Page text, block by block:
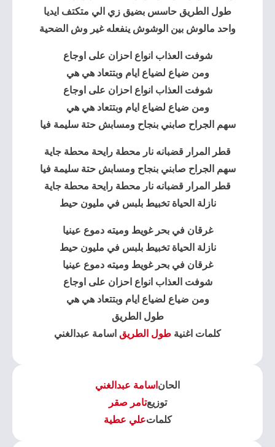
طول الطريق حاسس بضيق زي الي متكتف ايديا
واحد مالوش بين الوشوش ينفعله غير وش الضحية
شوفت العذاب انواع احزان على اوجاع
ومن ضياع لضياع ايام وبتتعاد هي هي
شوفت العذاب انواع احزان على اوجاع
ومن ضياع لضياع ايام وبتتعاد هي هي
سهم الجراح صابني بنجاح ومسابش حتة سليمة فيا
قطر المرار قضبانه نار محطة رايحة محطة جاية
سهم الجراح صابني بنجاح ومسابش حتة سليمة فيا
قطر المرار قضبانه نار محطة رايحة محطة جاية
نازلة الحياة تخبيط بلبس في مليون حيط
غرقان في بحر غويط وميته دموع عينيا
نازلة الحياة تخبيط بلبس في مليون حيط
غرقان في بحر غويط وميته دموع عينيا
شوفت العذاب انواع احزان على اوجاع
ومن ضياع لضياع ايام وبتتعاد هي هي
طول الطريق
كلمات اغنية طول الطريق اسامة عبدالغني
الحان اسامة عبدالغني
توزيعتامر صقر
كلماتعلي عطية